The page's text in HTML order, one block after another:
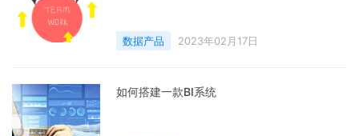
数据产品 2023年02月17日
如何搭建一款BI系统